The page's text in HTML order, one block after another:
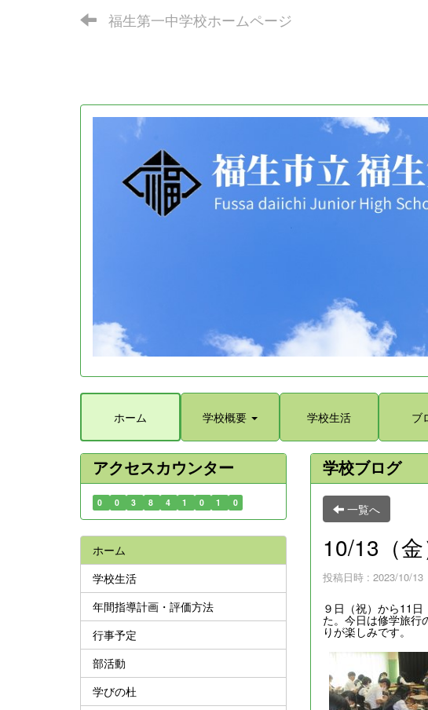
福生第一中学校ホームページ
ホーム 学校概要 学校生活 ブ
学校ブログ
一覧へ
10/13（
投稿日時 : 2023/10/13
９日（祝）から11
た。今日は修学旅行
りが楽しみです。
アクセスカウンター
0 0 3 8 4 1 0 1 0
ホーム
学校生活
年間指導計画・評価方法
行事予定
部活動
学びの杜